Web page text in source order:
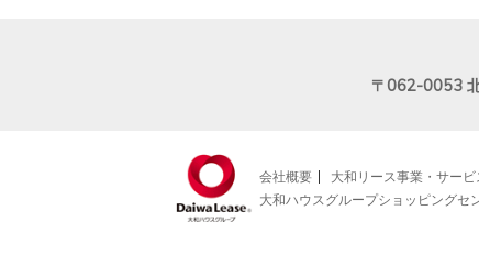
〒062-0053
会社概要 大和リース事業・サービ
大和ハウスグループショッピングセ